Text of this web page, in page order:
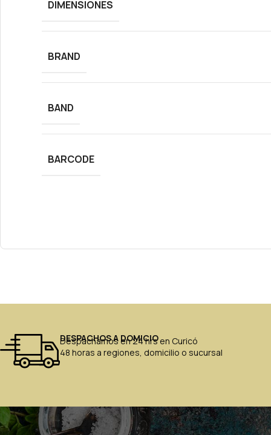
DIMENSIONES
BRAND
BAND
BARCODE
DESPACHOS A DOMICIO
Despachamos en 24 hrs en Curicó
48 horas a regiones, domicilio o sucursal